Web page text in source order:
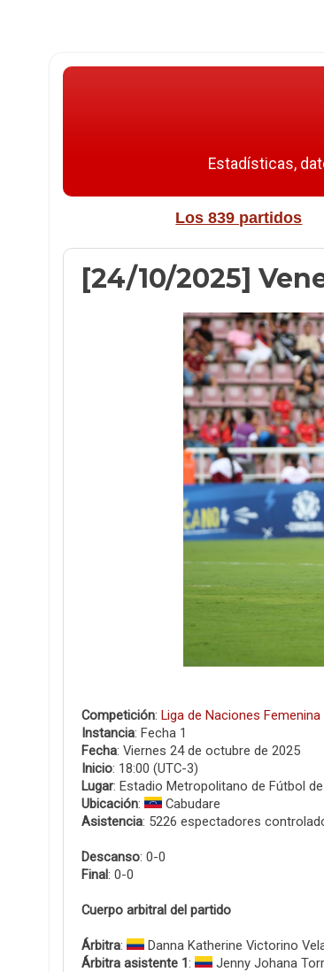
Estadísticas,
Los 839 partidos
[24/10/2025]
Competición: Liga de Naciones
Instancia: Fecha 1
Fecha: Viernes 24 de octubre de 2025
Inicio: 18:00 (UTC-3)
Lugar: Estadio Metropolitano de Fútbol
Ubicación:
Cabudare
Asistencia: 5226 espectadores
Descanso: 0-0
Final: 0-0
Cuerpo arbitral del partido
Árbitra:
Danna Katherine Victorino
Árbitra asistente 1:
Jenny Johana